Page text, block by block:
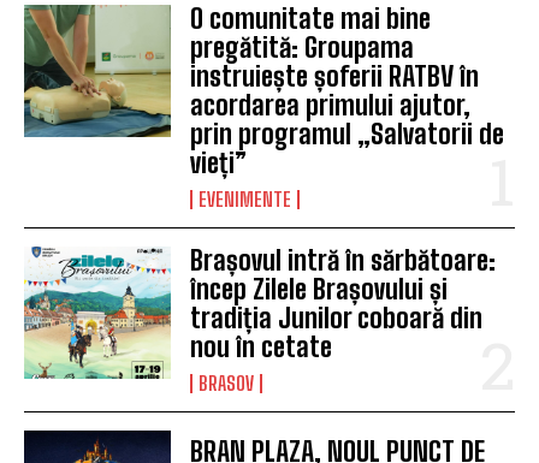
O comunitate mai bine
pregătită: Groupama
instruiește șoferii RATBV în
acordarea primului ajutor,
prin programul „Salvatorii de
vieți”
EVENIMENTE
Brașovul intră în sărbătoare:
încep Zilele Brașovului și
tradiția Junilor coboară din
nou în cetate
BRASOV
BRAN PLAZA, NOUL PUNCT DE